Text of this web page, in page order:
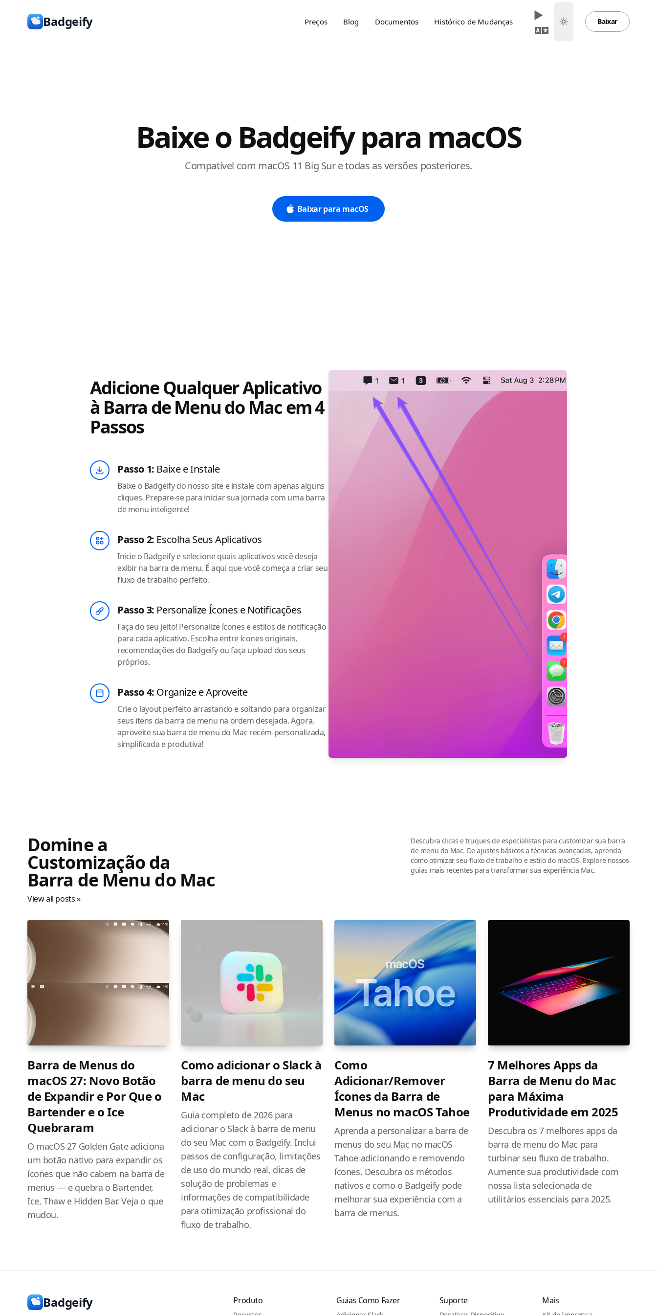
Badgeify Preços Blog Documentos Histórico de Mudanças Baixar
Baixe o Badgeify para macOS
Compatível com macOS 11 Big Sur e todas as versões posteriores.
Baixar para macOS
Adicione Qualquer Aplicativo
à Barra de Menu do Mac em 4
Passos
Passo 1: Baixe e Instale
Baixe o Badgeify do nosso site e instale com apenas alguns
cliques. Prepare-se para iniciar sua jornada com uma barra
de menu inteligente!
Passo 2: Escolha Seus Aplicativos
Inicie o Badgeify e selecione quais aplicativos você deseja
exibir na barra de menu. É aqui que você começa a criar seu
fluxo de trabalho perfeito.
Passo 3: Personalize Ícones e Notificações
Faça do seu jeito! Personalize ícones e estilos de notificação
para cada aplicativo. Escolha entre ícones originais,
recomendações do Badgeify ou faça upload dos seus
próprios.
Passo 4: Organize e Aproveite
Crie o layout perfeito arrastando e soltando para organizar
seus itens da barra de menu na ordem desejada. Agora,
aproveite sua barra de menu do Mac recém-personalizada,
simplificada e produtiva!
Domine a
Customização da
Barra de Menu do Mac
View all posts »
Descubra dicas e truques de especialistas para customizar sua barra
de menu do Mac. De ajustes básicos a técnicas avançadas, aprenda
como otimizar seu fluxo de trabalho e estilo do macOS. Explore nossos
guias mais recentes para transformar sua experiência Mac.
Barra de Menus do
macOS 27: Novo Botão
de Expandir e Por Que o
Bartender e o Ice
Quebraram
O macOS 27 Golden Gate adiciona
um botão nativo para expandir os
ícones que não cabem na barra de
menus — e quebra o Bartender,
Ice, Thaw e Hidden Bar. Veja o que
mudou.
Como adicionar o Slack à
barra de menu do seu
Mac
Guia completo de 2026 para
adicionar o Slack à barra de menu
do seu Mac com o Badgeify. Inclui
passos de configuração, limitações
de uso do mundo real, dicas de
solução de problemas e
informações de compatibilidade
para otimização profissional do
fluxo de trabalho.
Como
Adicionar/Remover
Ícones da Barra de
Menus no macOS Tahoe
Aprenda a personalizar a barra de
menus do seu Mac no macOS
Tahoe adicionando e removendo
ícones. Descubra os métodos
nativos e como o Badgeify pode
melhorar sua experiência com a
barra de menus.
7 Melhores Apps da
Barra de Menu do Mac
para Máxima
Produtividade em 2025
Descubra os 7 melhores apps da
barra de menu do Mac para
turbinar seu fluxo de trabalho.
Aumente sua produtividade com
nossa lista selecionada de
utilitários essenciais para 2025.
Badgeify Produto Guias Como Fazer Suporte Mais